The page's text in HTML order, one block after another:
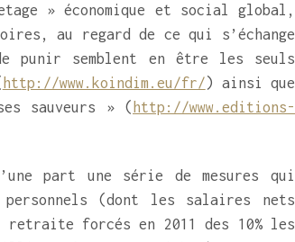
» économique et social global,
au regard de ce qui s’échange
punir semblent en être les seuls
http://www.koindim.eu/fr/) ainsi que
sauveurs » ( http://www.editions-
part une série de mesures qui
(dont les salaires nets
forcés en 2011 des 10% les